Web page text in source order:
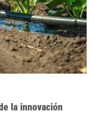
la innovación